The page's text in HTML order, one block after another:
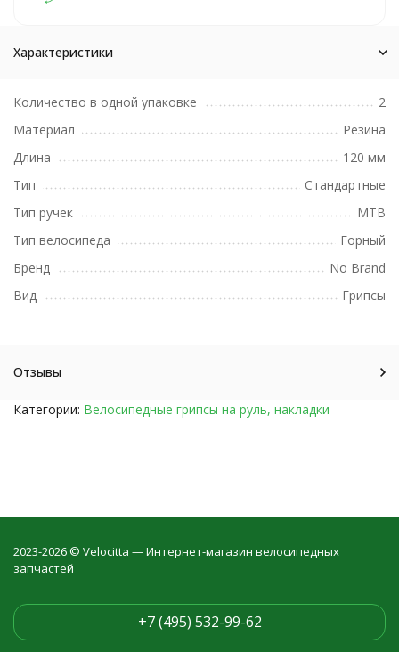
Характеристики
Количество в одной упаковке
2
Материал
Резина
Длина
120 мм
Тип
Стандартные
Тип ручек
MTB
Тип велосипеда
Горный
Бренд
No Brand
Вид
Грипсы
Отзывы
Категории: Велосипедные грипсы на руль, накладки
2023-2026 © Velocitta — Интернет-магазин велосипедных
запчастей
+7 (495) 532-99-62